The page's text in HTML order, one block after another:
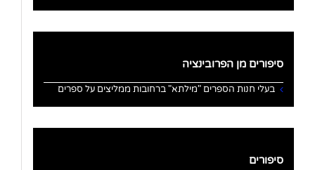
סיפורים מן הפרובינציה
בעלי חנות הספרים "מילתא" ברחובות ממליצים על ספרים
סיפורים